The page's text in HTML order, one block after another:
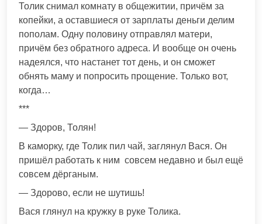
Толик снимал комнату в общежитии, причём за
копейки, а оставшиеся от зарплаты деньги делим
пополам. Одну половину отправлял матери,
причём без обратного адреса. И вообще он очень
надеялся, что настанет тот день, и он сможет
обнять маму и попросить прощение. Только вот,
когда…
***
— Здоров, Толян!
В каморку, где Толик пил чай, заглянул Вася. Он
пришёл работать к ним совсем недавно и был ещё
совсем дёрганым.
— Здорово, если не шутишь!
Вася глянул на кружку в руке Толика.